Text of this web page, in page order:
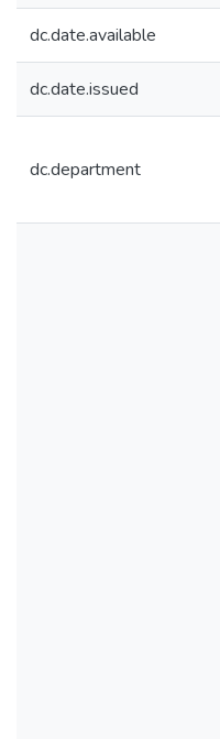
dc.date.available
dc.date.issued
dc.department